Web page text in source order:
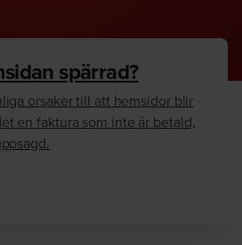
spärrad?
orsaker till att hemsidor blir
en faktura som inte är betald,